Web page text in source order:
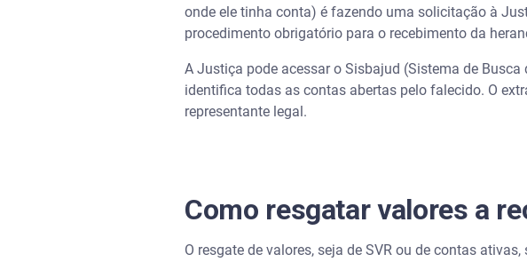
onde ele tinha conta) é fazendo uma solicitação à
procedimento obrigatório para o recebimento da
A Justiça pode acessar o Sisbajud (Sistema de
identifica todas as contas abertas pelo falecido. O
representante legal.
Como resgatar valores a
O resgate de valores, seja de SVR ou de contas